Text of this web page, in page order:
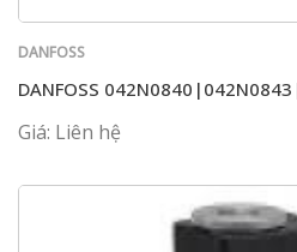
DANFOSS
DANFOSS
Giá: Liên hệ